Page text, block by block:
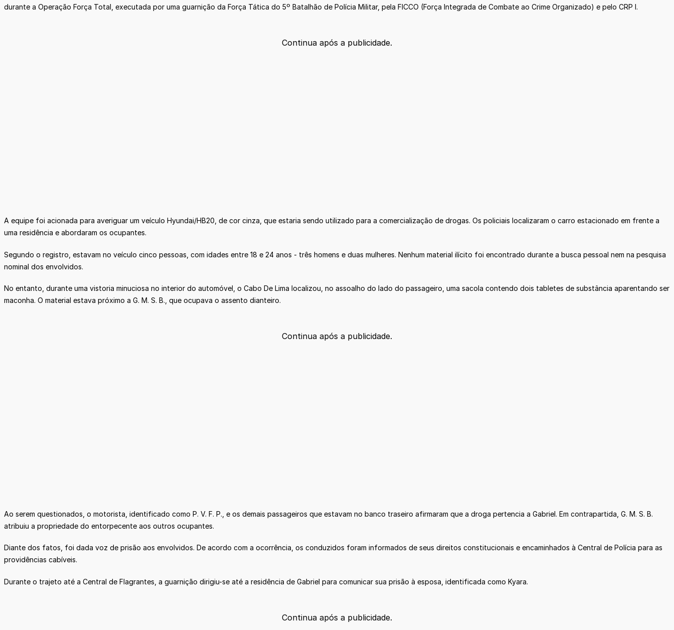
durante a Operação Força Total, executada por uma guarnição da Força Tática do 5º Batalhão de Polícia Militar, pela FICCO (Força Integrada de Combate ao Crime Organizado) e pelo CRP I.
Continua após a publicidade.
A equipe foi acionada para averiguar um veículo Hyundai/HB20, de cor cinza, que estaria sendo utilizado para a comercialização de drogas. Os policiais localizaram o carro estacionado em frente a
uma residência e abordaram os ocupantes.
Segundo o registro, estavam no veículo cinco pessoas, com idades entre 18 e 24 anos - três homens e duas mulheres. Nenhum material ilícito foi encontrado durante a busca pessoal nem na pesquisa
nominal dos envolvidos.
No entanto, durante uma vistoria minuciosa no interior do automóvel, o Cabo De Lima localizou, no assoalho do lado do passageiro, uma sacola contendo dois tabletes de substância aparentando ser
maconha. O material estava próximo a G. M. S. B., que ocupava o assento dianteiro.
Continua após a publicidade.
Ao serem questionados, o motorista, identificado como P. V. F. P., e os demais passageiros que estavam no banco traseiro afirmaram que a droga pertencia a Gabriel. Em contrapartida, G. M. S. B.
atribuiu a propriedade do entorpecente aos outros ocupantes.
Diante dos fatos, foi dada voz de prisão aos envolvidos. De acordo com a ocorrência, os conduzidos foram informados de seus direitos constitucionais e encaminhados à Central de Polícia para as
providências cabíveis.
Durante o trajeto até a Central de Flagrantes, a guarnição dirigiu-se até a residência de Gabriel para comunicar sua prisão à esposa, identificada como Kyara.
Continua após a publicidade.